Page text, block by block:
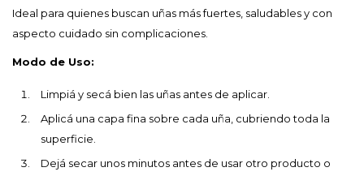
Ideal para quienes buscan uñas más fuertes, saludables y con
aspecto cuidado sin complicaciones.
Modo de Uso:
Limpiá y secá bien las uñas antes de aplicar.
Aplicá una capa fina sobre cada uña, cubriendo toda la
superficie.
Dejá secar unos minutos antes de usar otro producto o